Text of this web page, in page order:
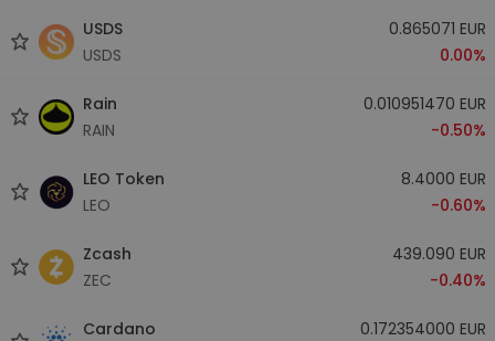
USDS
USDS
0.865071 EUR
0.00%
Rain
RAIN
0.010951470 EUR
-0.50%
LEO Token
LEO
8.4000 EUR
-0.60%
Zcash
ZEC
439.090 EUR
-0.40%
Cardano
0.172354000 EUR